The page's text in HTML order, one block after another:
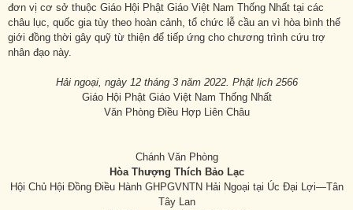
đơn vị cơ sở thuộc Giáo Hội Phật Giáo Việt Nam Thống Nhất tại các
châu lục, quốc gia tùy theo hoàn cảnh, tổ chức lễ cầu an vì hòa bình thế
giới đồng thời gây quỹ từ thiện để tiếp ứng cho chương trình cứu trợ
nhân đạo này.
Hải ngoại, ngày 12 tháng 3năm 2022. Phật lịch 2566
Giáo Hội Phật Giáo Việt Nam Thống Nhất
Văn Phòng Điều Hợp Liên Châu
Chánh Văn Phòng
Hòa Thượng Thích Bảo Lạc
Hội Chủ Hội Đồng Điều Hành GHPGVNTN Hải Ngoại tại Úc Đại Lợi—Tân
Tây Lan